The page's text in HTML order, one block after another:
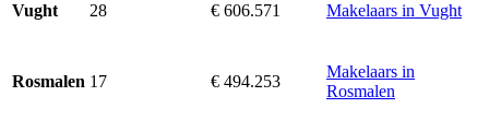
Vught 28 € 606.571 Makelaars in Vught
Rosmalen 17 € 494.253
Makelaars in
Rosmalen